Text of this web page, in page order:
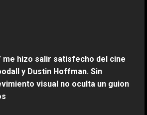
me hizo salir satisfecho del cine
y Dustin Hoffman. Sin
visual no oculta un guion